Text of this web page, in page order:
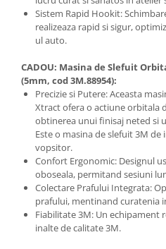
Sistem Rapid Hookit:
realizeaza rapid si sigur,
ul auto.
CADOU: Masina de Slefuit
(5mm, cod 3M.88954):
Precizie si Putere: Aceasta
Xtract ofera o actiune orbitala
obtinerea unui finisaj neted si
Este o masina de slefuit 3M
vopsitor.
Confort Ergonomic: Designul
oboseala, permitand sesiuni
Colectare Prafului Integrata:
prafului, mentinand curatenia
Fiabilitate 3M: Un
inalte de calitate 3M.